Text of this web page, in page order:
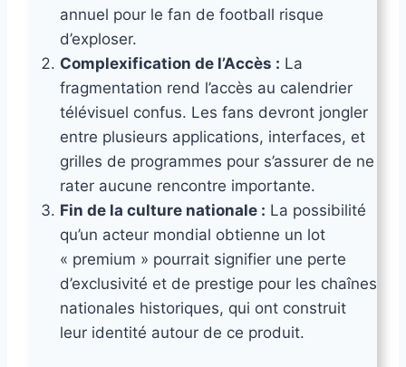
annuel pour le fan de football risque
d’exploser.
Complexification de l’Accès : La
fragmentation rend l’accès au calendrier
télévisuel confus. Les fans devront jongler
entre plusieurs applications, interfaces, et
grilles de programmes pour s’assurer de ne
rater aucune rencontre importante.
Fin de la culture nationale : La possibilité
qu’un acteur mondial obtienne un lot
« premium » pourrait signifier une perte
d’exclusivité et de prestige pour les chaînes
nationales historiques, qui ont construit
leur identité autour de ce produit.